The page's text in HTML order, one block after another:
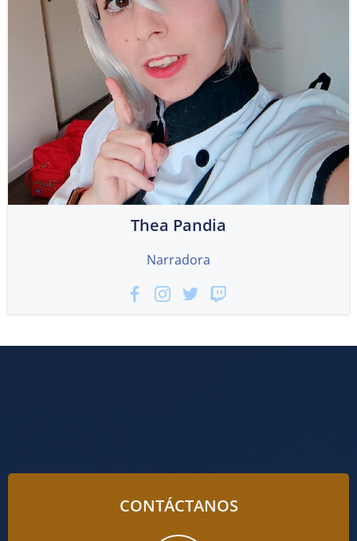
Thea Pandia
Narradora
CONTÁCTANOS